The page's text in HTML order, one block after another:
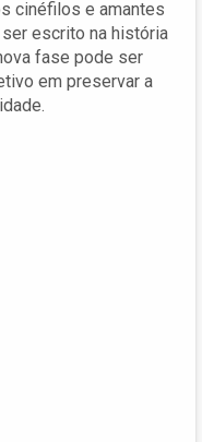
cinéfilos e amantes
escrito na história
fase pode ser
em preservar a